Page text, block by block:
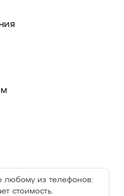
любому из телефонов:
стоимость.